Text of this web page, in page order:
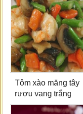
Tôm xào măng tây
rượu vang trắng